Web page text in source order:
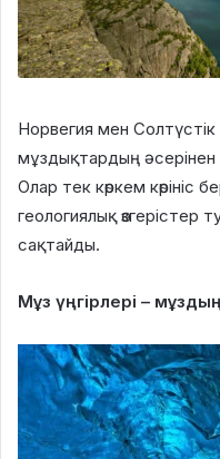
Норвегия мен
мұздықтардың әсерінен
Олар тек көркем көрініс
геологиялық
сақтайды.
Мұз үңгірлері –